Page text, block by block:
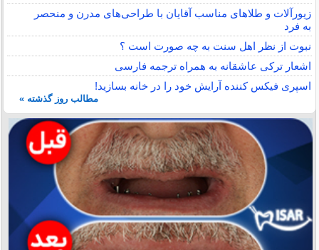
زیورآلات و طلاهای مناسب آقایان با طراحی‌های مدرن و منحصر
به فرد
نبوت از نظر اهل سنت به چه صورت است ؟
اشعار ترکی عاشقانه به همراه ترجمه فارسی
اسپری فیکس کننده آرایش خود را در خانه بسازید!
مطالب روز گذشته »